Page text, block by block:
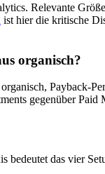
Relevante
ist hier die kritische
organisch?
Payback-
gegenüber
das vier